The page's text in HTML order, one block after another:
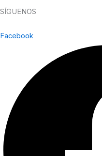
SÍGUENOS
Facebook